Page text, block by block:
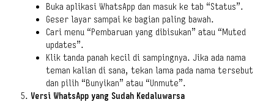
Buka aplikasi WhatsApp dan masuk ke tab “Status”.
Geser layar sampai ke bagian paling bawah.
Cari menu “Pembaruan yang dibisukan” atau “Muted
updates”.
Klik tanda panah kecil di sampingnya. Jika ada nama
teman kalian di sana, tekan lama pada nama tersebut
dan pilih “Bunyikan” atau “Unmute”.
Versi WhatsApp yang Sudah Kedaluwarsa